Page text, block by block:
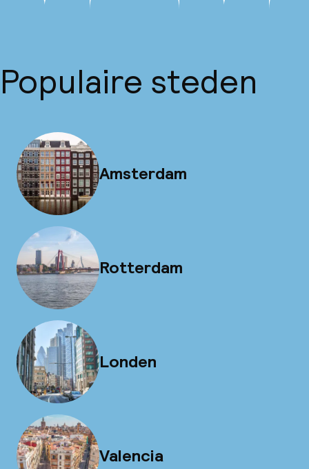
Populaire steden
Amsterdam
Rotterdam
Londen
Valencia